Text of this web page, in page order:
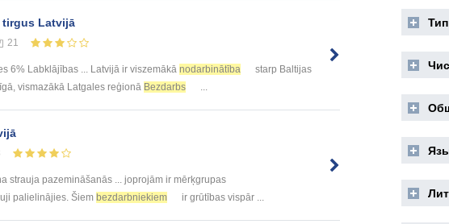
tirgus Latvijā
21
6% Labklājības ... Latvijā ir viszemākā nodarbinātība
starp Baltijas
vismazākā Latgales reģionā Bezdarbs ...
strauja pazemināšanās ... joprojām ir mērķgrupas
palielinājies. Šiem bezdarbniekiem ir grūtības vispār ...
Тип